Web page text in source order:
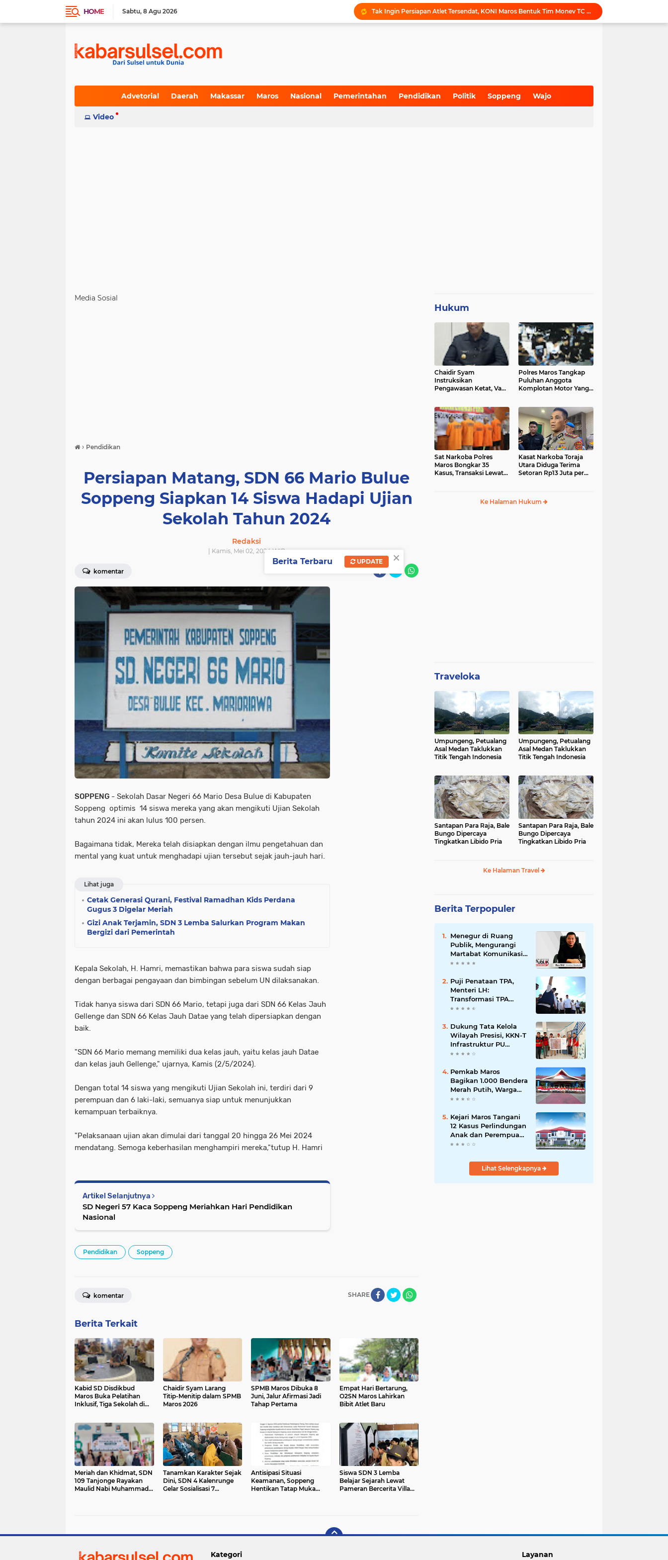
HOME Sabtu 8 Agu 2026
Tak Ingin Persiapan Atlet Tersendat, KONI Maros Bentuk Tim Monev TC Porprov
Maros Rayakan Hari Pramuka Lebih Awal, 48 Pramuka Siap Bertarung di Jamnas 2026
Inovasi SiAKSES Sekwan Makassar, Notifikasi Transaksi Keuangan Masuk di Kantong Dewan Hitungan Detik
Indeks
Advetorial Daerah Makassar Maros Nasional Pemerintahan Pendidikan Politik Soppeng Wajo
Video
Media Sosial
› Pendidikan
Persiapan Matang, SDN 66 Mario Bulue
Soppeng Siapkan 14 Siswa Hadapi Ujian
Sekolah Tahun 2024
Redaksi
| Kamis, Mei 02, 2024 WIB
komentar
SOPPENG - Sekolah Dasar Negeri 66 Mario Desa Bulue di Kabupaten
Soppeng optimis 14 siswa mereka yang akan mengikuti Ujian Sekolah
tahun 2024 ini akan lulus 100 persen.
Bagaimana tidak, Mereka telah disiapkan dengan ilmu pengetahuan dan
mental yang kuat untuk menghadapi ujian tersebut sejak jauh-jauh hari.
Lihat juga
Cetak Generasi Qurani, Festival Ramadhan Kids Perdana
Gugus 3 Digelar Meriah
Gizi Anak Terjamin, SDN 3 Lemba Salurkan Program Makan
Bergizi dari Pemerintah
Kepala Sekolah, H. Hamri, memastikan bahwa para siswa sudah siap
dengan berbagai pengayaan dan bimbingan sebelum UN dilaksanakan.
Tidak hanya siswa dari SDN 66 Mario, tetapi juga dari SDN 66 Kelas Jauh
Gellenge dan SDN 66 Kelas Jauh Datae yang telah dipersiapkan dengan
baik.
"SDN 66 Mario memang memiliki dua kelas jauh, yaitu kelas jauh Datae
dan kelas jauh Gellenge," ujarnya, Kamis (2/5/2024).
Dengan total 14 siswa yang mengikuti Ujian Sekolah ini, terdiri dari 9
perempuan dan 6 laki-laki, semuanya siap untuk menunjukkan
kemampuan terbaiknya.
"Pelaksanaan ujian akan dimulai dari tanggal 20 hingga 26 Mei 2024
mendatang. Semoga keberhasilan menghampiri mereka,"tutup H. Hamri
Artikel Selanjutnya
SD Negeri 57 Kaca Soppeng Meriahkan Hari Pendidikan
Nasional
Pendidikan Soppeng
SHARE
komentar
Berita Terkait
Kabid SD Disdikbud
Maros Buka Pelatihan
Inklusif, Tiga Sekolah di
Chaidir Syam Larang
Titip-Menitip dalam SPMB
Maros 2026
SPMB Maros Dibuka 8
Juni, Jalur Afirmasi Jadi
Tahap Pertama
Empat Hari Bertarung,
O2SN Maros Lahirkan
Bibit Atlet Baru
Meriah dan Khidmat, SDN
109 Tanjonge Rayakan
Maulid Nabi Muhammad
Tanamkan Karakter Sejak
Dini, SDN 4 Kalenrunge
Gelar Sosialisasi 7
Antisipasi Situasi
Keamanan, Soppeng
Hentikan Tatap Muka
Siswa SDN 3 Lemba
Belajar Sejarah Lewat
Pameran Bercerita Villa
Hukum
Chaidir Syam
Instruksikan
Pengawasan Ketat, Vape
Polres Maros Tangkap
Puluhan Anggota
Komplotan Motor Yang
Sat Narkoba Polres
Maros Bongkar 35
Kasus, Transaksi Lewat
Kasat Narkoba Toraja
Utara Diduga Terima
Setoran Rp13 Juta per
Ke Halaman Hukum
Traveloka
Umpungeng, Petualang
Asal Medan Taklukkan
Titik Tengah Indonesia
Umpungeng, Petualang
Asal Medan Taklukkan
Titik Tengah Indonesia
Santapan Para Raja, Bale
Bungo Dipercaya
Tingkatkan Libido Pria
Santapan Para Raja, Bale
Bungo Dipercaya
Tingkatkan Libido Pria
Ke Halaman Travel
Berita Terpopuler
Menegur di Ruang
Publik, Mengurangi
Martabat Komunikasi
Pemerintahan
Puji Penataan TPA,
Menteri LH:
Transformasi TPA
Tamangapa Makassar
Nasional
Dukung Tata Kelola
Wilayah Presisi, KKN-T
Infrastruktur PU
Unhas Gel. 116
Dusun Berbasis GIS ke
Desa Bonto Matene
Pemkab Maros
Bagikan 1.000 Bendera
Merah Putih, Warga
Kurang Mampu Jadi
Kejari Maros Tangani
12 Kasus Perlindungan
Anak dan Perempuan
Hingga Juli 2026
Lihat Selengkapnya
Kategori Layanan
×
Berita Terbaru UPDATE